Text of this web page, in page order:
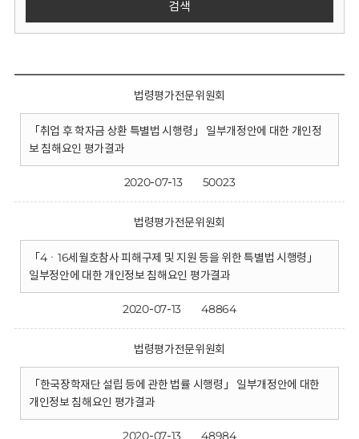
검색
법령평가전문위원회
「취업 후 학자금 상환 특별법 시행령」 일부개정안에 대한 개인정
보 침해요인 평가결과
2020-07-13 50023
법령평가전문위원회
「4ㆍ16세월호참사 피해구제 및 지원 등을 위한 특별법 시행령」
일부정안에 대한 개인정보 침해요인 평가결과
2020-07-13 48864
법령평가전문위원회
「한국장학재단 설립 등에 관한 법률 시행령」 일부개정안에 대한
개인정보 침해요인 평갸결과
2020-07-13 48984